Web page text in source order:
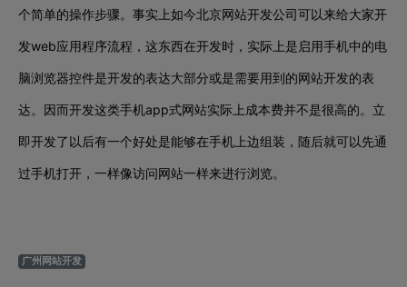
个简单的操作步骤。事实上如今北京网站开发公司可以来给大家开
发web应用程序流程，这东西在开发时，实际上是启用手机中的电
脑浏览器控件是开发的表达大部分或是需要用到的网站开发的表
达。因而开发这类手机app式网站实际上成本费并不是很高的。立
即开发了以后有一个好处是能够在手机上边组装，随后就可以先通
过手机打开，一样像访问网站一样来进行浏览。
广州网站开发